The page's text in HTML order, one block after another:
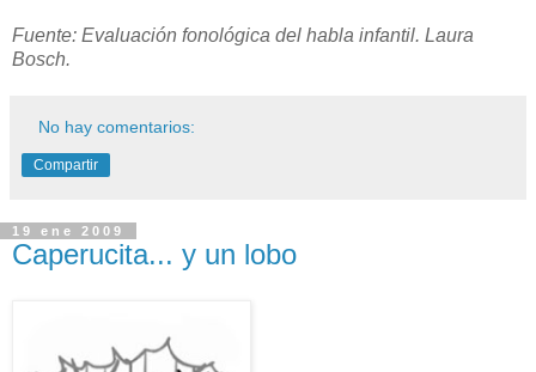
Fuente: Evaluación fonológica del habla infantil. Laura
Bosch.
No hay comentarios:
Compartir
19 ene 2009
Caperucita... y un lobo